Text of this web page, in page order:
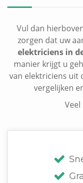
Vul dan
zorgen dat uw
elektriciens in
manier krijgt u
van elektriciens uit
vergelijken